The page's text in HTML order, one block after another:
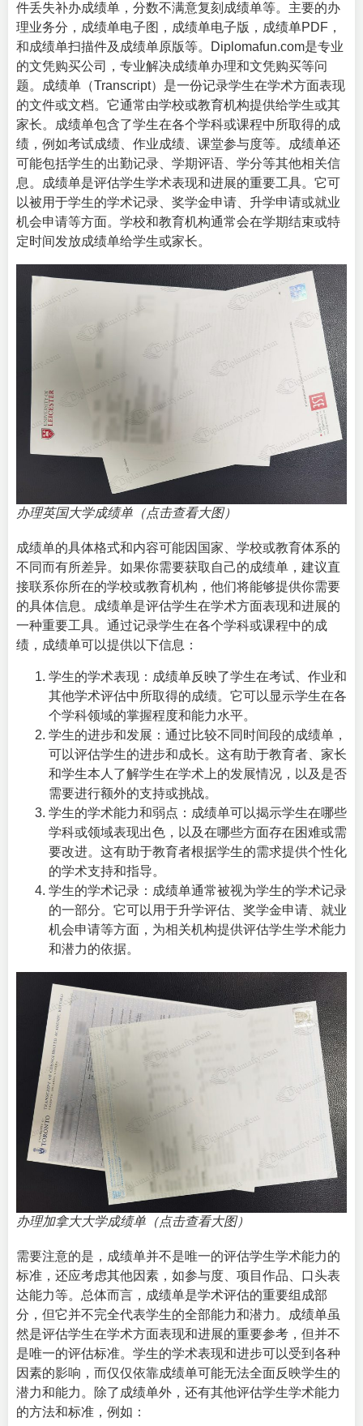
件丢失补办成绩单，分数不满意复刻成绩单等。主要的办
理业务分，成绩单电子图，成绩单电子版，成绩单PDF，
和成绩单扫描件及成绩单原版等。Diplomafun.com是专业
的文凭购买公司，专业解决成绩单办理和文凭购买等问
题。成绩单（Transcript）是一份记录学生在学术方面表现
的文件或文档。它通常由学校或教育机构提供给学生或其
家长。成绩单包含了学生在各个学科或课程中所取得的成
绩，例如考试成绩、作业成绩、课堂参与度等。成绩单还
可能包括学生的出勤记录、学期评语、学分等其他相关信
息。成绩单是评估学生学术表现和进展的重要工具。它可
以被用于学生的学术记录、奖学金申请、升学申请或就业
机会申请等方面。学校和教育机构通常会在学期结束或特
定时间发放成绩单给学生或家长。
办理英国大学成绩单（点击查看大图）
成绩单的具体格式和内容可能因国家、学校或教育体系的
不同而有所差异。如果你需要获取自己的成绩单，建议直
接联系你所在的学校或教育机构，他们将能够提供你需要
的具体信息。成绩单是评估学生在学术方面表现和进展的
一种重要工具。通过记录学生在各个学科或课程中的成
绩，成绩单可以提供以下信息：
学生的学术表现：成绩单反映了学生在考试、作业和
其他学术评估中所取得的成绩。它可以显示学生在各
个学科领域的掌握程度和能力水平。
学生的进步和发展：通过比较不同时间段的成绩单，
可以评估学生的进步和成长。这有助于教育者、家长
和学生本人了解学生在学术上的发展情况，以及是否
需要进行额外的支持或挑战。
学生的学术能力和弱点：成绩单可以揭示学生在哪些
学科或领域表现出色，以及在哪些方面存在困难或需
要改进。这有助于教育者根据学生的需求提供个性化
的学术支持和指导。
学生的学术记录：成绩单通常被视为学生的学术记录
的一部分。它可以用于升学评估、奖学金申请、就业
机会申请等方面，为相关机构提供评估学生学术能力
和潜力的依据。
办理加拿大大学成绩单（点击查看大图）
需要注意的是，成绩单并不是唯一的评估学生学术能力的
标准，还应考虑其他因素，如参与度、项目作品、口头表
达能力等。总体而言，成绩单是学术评估的重要组成部
分，但它并不完全代表学生的全部能力和潜力。成绩单虽
然是评估学生在学术方面表现和进展的重要参考，但并不
是唯一的评估标准。学生的学术表现和进步可以受到各种
因素的影响，而仅仅依靠成绩单可能无法全面反映学生的
潜力和能力。除了成绩单外，还有其他评估学生学术能力
的方法和标准，例如：